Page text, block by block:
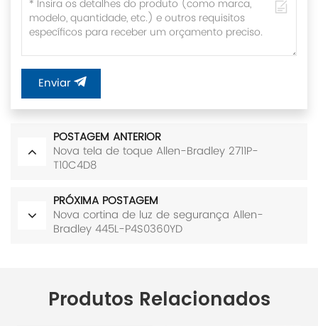
Enviar
POSTAGEM ANTERIOR
Nova tela de toque Allen-Bradley 2711P-
T10C4D8
PRÓXIMA POSTAGEM
Nova cortina de luz de segurança Allen-
Bradley 445L-P4S0360YD
Produtos Relacionados